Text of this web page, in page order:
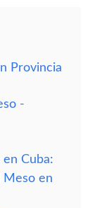
Provincia
-
en Cuba:
Meso en